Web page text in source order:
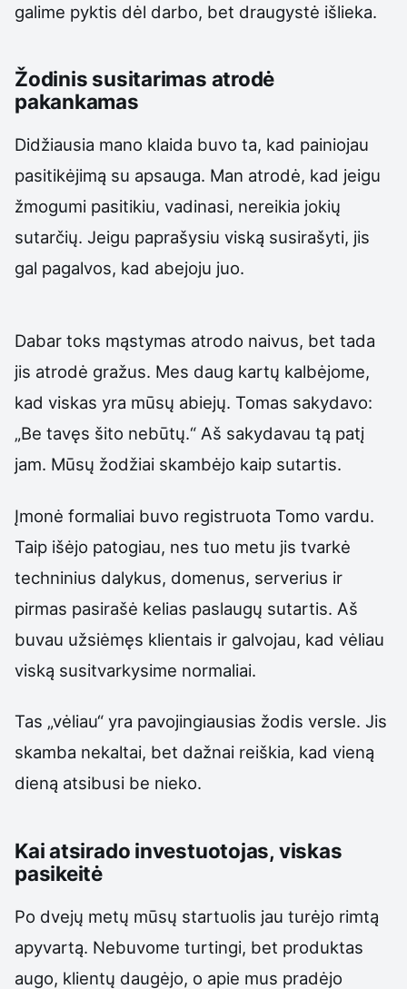
galime pyktis dėl darbo, bet draugystė išlieka.
Žodinis susitarimas atrodė
pakankamas
Didžiausia mano klaida buvo ta, kad painiojau
pasitikėjimą su apsauga. Man atrodė, kad jeigu
žmogumi pasitikiu, vadinasi, nereikia jokių
sutarčių. Jeigu paprašysiu viską susirašyti, jis
gal pagalvos, kad abejoju juo.
Dabar toks mąstymas atrodo naivus, bet tada
jis atrodė gražus. Mes daug kartų kalbėjome,
kad viskas yra mūsų abiejų. Tomas sakydavo:
„Be tavęs šito nebūtų.“ Aš sakydavau tą patį
jam. Mūsų žodžiai skambėjo kaip sutartis.
Įmonė formaliai buvo registruota Tomo vardu.
Taip išėjo patogiau, nes tuo metu jis tvarkė
techninius dalykus, domenus, serverius ir
pirmas pasirašė kelias paslaugų sutartis. Aš
buvau užsiėmęs klientais ir galvojau, kad vėliau
viską susitvarkysime normaliai.
Tas „vėliau“ yra pavojingiausias žodis versle. Jis
skamba nekaltai, bet dažnai reiškia, kad vieną
dieną atsibusi be nieko.
Kai atsirado investuotojas, viskas
pasikeitė
Po dvejų metų mūsų startuolis jau turėjo rimtą
apyvartą. Nebuvome turtingi, bet produktas
augo, klientų daugėjo, o apie mus pradėjo